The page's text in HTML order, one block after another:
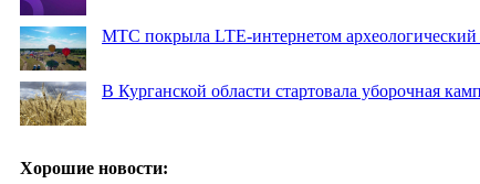
МТС покрыла LTE-интернетом археологический
В Курганской области стартовала уборочная
Хорошие новости: